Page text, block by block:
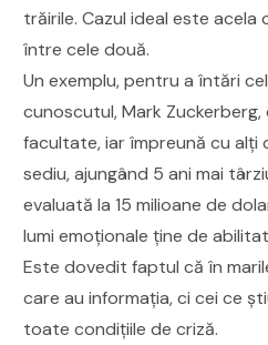
trăirile. Cazul ideal este acela
între cele două.
Un exemplu, pentru a întări
cunoscutul, Mark
facultate, iar împreună cu alți
sediu, ajungând 5 ani mai
evaluată la 15 milioane de
lumi emoționale ține de
Este dovedit faptul că în
care au informația, ci cei ce
toate condițiile de criză.